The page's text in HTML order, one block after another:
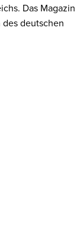
Das Magazin
deutschen